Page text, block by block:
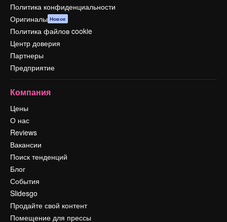
Политика конфиденциальности
Оригиналы Новое
Политика файлов cookie
Центр доверия
Партнеры
Предприятие
Компания
Цены
О нас
Reviews
Вакансии
Поиск тенденций
Блог
События
Slidesgo
Продайте свой контент
Помещение для прессы